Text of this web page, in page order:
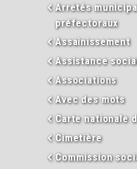
Arrêtés
préfectoraux
Assainissement
Assistance
Associations
Avec des mots
Carte nationale
Cimetière
Commission